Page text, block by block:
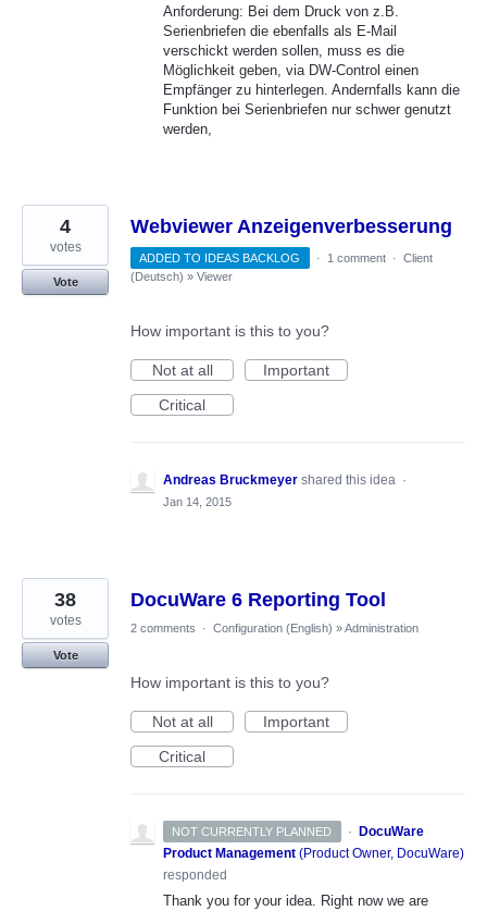
Anforderung: Bei dem Druck von z.B.
Serienbriefen die ebenfalls als E-Mail
verschickt werden sollen, muss es die
Möglichkeit geben, via DW-Control einen
Empfänger zu hinterlegen. Andernfalls kann die
Funktion bei Serienbriefen nur schwer genutzt
werden,
Webviewer Anzeigenverbesserung
4
votes
Vote
ADDED TO IDEAS BACKLOG · 1 comment · Client
(Deutsch) » Viewer
How important is this to you?
Not at all
Important
Critical
Andreas Bruckmeyer shared this idea ·
Jan 14, 2015
DocuWare 6 Reporting Tool
38
votes
Vote
2 comments · Configuration (English) »Administration
How important is this to you?
Not at all
Important
Critical
NOT CURRENTLY PLANNED ·
DocuWare
Product Management (Product Owner, DocuWare)
responded
Thank you for your idea. Right now we are